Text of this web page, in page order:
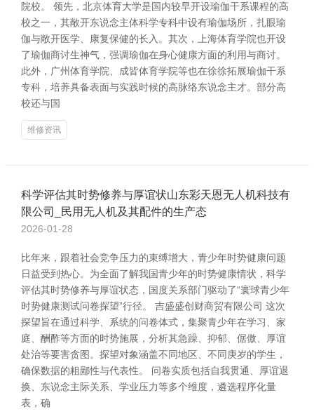
院校。 领先，北京体育大学是国内较早开设瑜伽干系课程的高
校之一，其敞开东说念主体科学专科中设有瑜伽场所，扎眼瑜
伽与敞开医学、康复保健的长入。其次，上海体育学院也开设
了瑜伽商讨生神气，强调瑜伽在身心健康方面的利用与商讨。
此外，广州体育学院、成皆体育学院等也在徐徐拓展瑜伽干系
专科，培养具备表面与实践时候的高脉络东说念主才。部分高
校还与国
维修资讯
科学评估其时势修养与厚谊状山东彩天恩无人机科技有
限公司_民用无人机及其配件的生产态
2026-01-28
比年来，跟着社会竞争压力的束缚增大，青少年时势健康问题
日益受到热心。为全面了解我国青少年的时势健康情状，科学
评估其时势修养与厚谊状态，国度关系部门驱动了“寰球青少年
时势健康测试问卷探望”行径。 吉盛盛创财商贸有限公司 这次
探望旨在通过科学、系统的问卷体式，集聚青少年在学习、家
庭、酬酢等方面的时势施展，分析其急躁、抑郁、倨傲、厚谊
处治等要害贪图。探望对象涵盖不同地区、不同庚岁的学生，
确保数据的粗鄙性与代表性。 问卷实质包括自我贯通、厚谊退
换、东说念主际关系、学业压力等多个维度，遴选程序化量
表，确